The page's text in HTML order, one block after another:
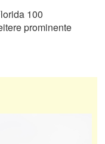
100
prominente